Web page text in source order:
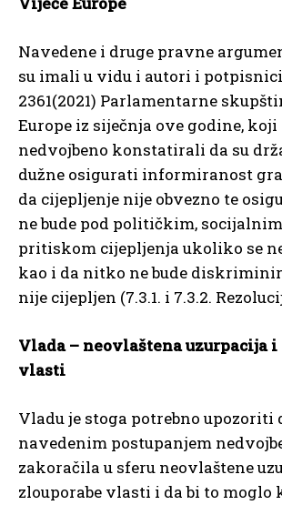
Navedene i druge pravne
su imali u vidu i autori i
2361(2021) Parlamentarne
Europe iz siječnja ove godine, koji
nedvojbeno konstatirali da su
dužne osigurati informiranost
da cijepljenje nije obvezno te
ne bude pod političkim,
pritiskom cijepljenja ukoliko se
kao i da nitko ne bude
nije cijepljen (7.3.1. i 7.3.2.
Vlada – neovlaštena uzurpacija i
vlasti
Vladu je stoga potrebno upozoriti
navedenim postupanjem
zakoračila u sferu neovlaštene
zlouporabe vlasti i da bi to moglo